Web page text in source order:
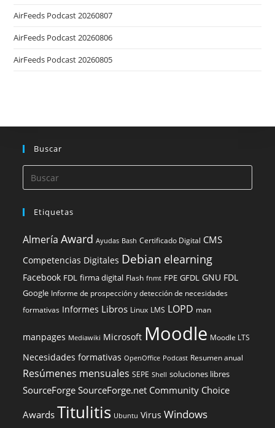
AirFeeds Podcast 20260807
AirFeeds Podcast 20260806
AirFeeds Podcast 20260805
Buscar
Etiquetas
Almería Award Ayudas Bash Certificado Digital CMS
Competencias Digitales Debian elearning
Facebook FDL firma digital Flash fnmt FPE GFDL GNU FDL
Google Informe de prospección y detección de necesidades
formativas Informes Libros Linux LMS LOPD man
manpages Mediawiki Microsoft Moodle Moodle LTS
Necesidades formativas OpenOffice Podcast Resumen anual
Resúmenes mensuales SEPE Shell soluciones libres
SourceForge SourceForge.net Community Choice
Awards Titulitis Ubuntu Virus Windows